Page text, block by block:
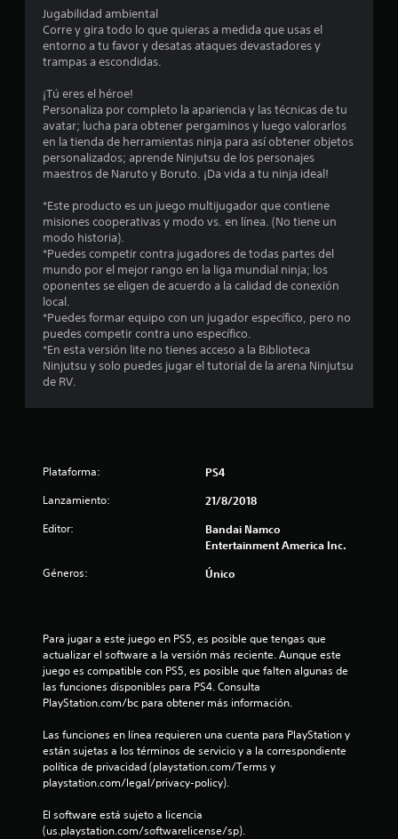
a
l
f
i
c
a
c
Jugabilidad ambiental
Corre y gira todo lo que quieras a medida que usas el
entorno a tu favor y desatas ataques devastadores y
trampas a escondidas.
¡Tú eres el héroe!
Personaliza por completo la apariencia y las técnicas de tu
avatar; lucha para obtener pergaminos y luego valorarlos
en la tienda de herramientas ninja para así obtener objetos
personalizados; aprende Ninjutsu de los personajes
maestros de Naruto y Boruto. ¡Da vida a tu ninja ideal!
*Este producto es un juego multijugador que contiene
misiones cooperativas y modo vs. en línea. (No tiene un
modo historia).
*Puedes competir contra jugadores de todas partes del
mundo por el mejor rango en la liga mundial ninja; los
oponentes se eligen de acuerdo a la calidad de conexión
local.
*Puedes formar equipo con un jugador específico, pero no
puedes competir contra uno específico.
*En esta versión lite no tienes acceso a la Biblioteca
Ninjutsu y solo puedes jugar el tutorial de la arena Ninjutsu
de RV.
Plataforma: PS4
Lanzamiento: 21/8/2018
Editor:
Bandai Namco
Entertainment America Inc.
Géneros: Único
Para jugar a este juego en PS5, es posible que tengas que
actualizar el software a la versión más reciente. Aunque este
juego es compatible con PS5, es posible que falten algunas de
las funciones disponibles para PS4. Consulta
PlayStation.com/bc para obtener más información.
Las funciones en línea requieren una cuenta para PlayStation y
están sujetas a los términos de servicio y a la correspondiente
política de privacidad (playstation.com/Terms y
playstation.com/legal/privacy-policy).
El software está sujeto a licencia
(us.playstation.com/softwarelicense/sp).